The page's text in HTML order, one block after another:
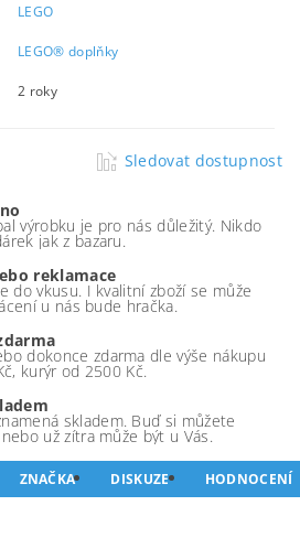
LEGO
LEGO® doplňky
2 roky
Sledovat dostupnost
výrobku je pro nás důležitý. Nikdo
jak z bazaru.
reklamace
do vkusu. I kvalitní zboží se může
u nás bude hračka.
dokonce zdarma dle výše nákupu
kurýr od 2500 Kč.
skladem. Buď si můžete
už zítra může být u Vás.
ZNAČKA DISKUZE HODNOCENÍ